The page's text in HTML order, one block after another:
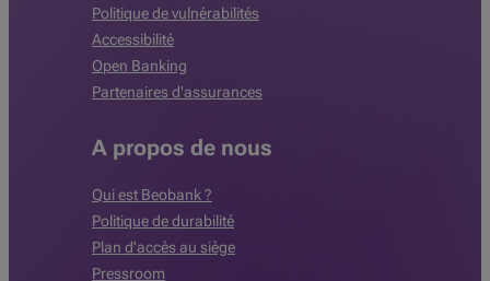
Politique de vulnérabilités
Accessibilité
Open Banking
Partenaires d'assurances
A propos de nous
Qui est Beobank ?
Politique de durabilité
Plan d'accès au siège
Pressroom